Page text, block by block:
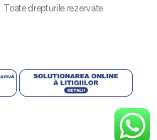
drepturile rezervate.